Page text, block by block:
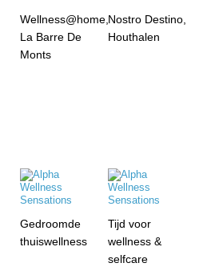
Wellness@home,
La Barre De
Monts
Nostro Destino,
Houthalen
Gedroomde
thuiswellness
Tijd voor
wellness &
selfcare